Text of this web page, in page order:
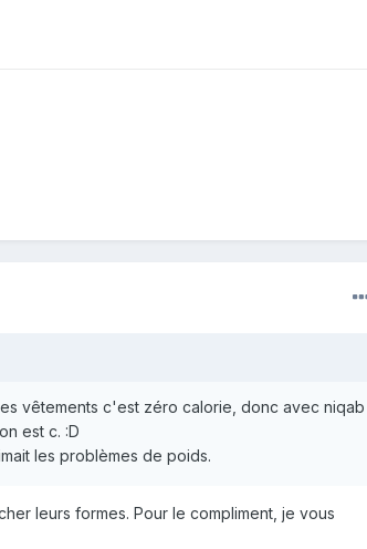
vêtements c'est zéro calorie, donc avec niqab
est c. :D
les problèmes de poids.
leurs formes. Pour le compliment, je vous